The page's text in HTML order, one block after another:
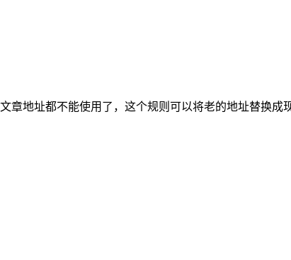
章地址都不能使用了，这个规则可以将老的地址替换